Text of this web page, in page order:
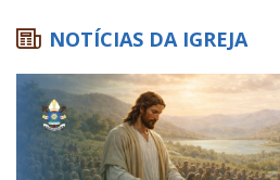
NOTÍCIAS DA IGREJA